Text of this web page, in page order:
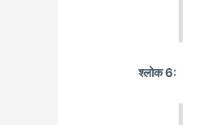
श्लोक 6: